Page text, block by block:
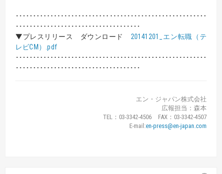
･･･････････････････････････････････････････････････････
････････････････････････････････････
▼プレスリリース ダウンロード 20141201_エン転職（テ
レビCM）.pdf
･･･････････････････････････････････････････････････････
････････････････････････････････････
エン・ジャパン株式会社
広報担当：森本
TEL：03-3342-4506 FAX：03-3342-4507
E-mail:en-press@en-japan.com